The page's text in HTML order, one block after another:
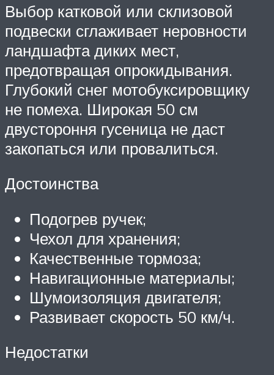
Выбор катковой или склизовой
подвески сглаживает неровности
ландшафта диких мест,
предотвращая опрокидывания.
Глубокий снег мотобуксировщику
не помеха. Широкая 50 см
двустороння гусеница не даст
закопаться или провалиться.
Достоинства
Подогрев ручек;
Чехол для хранения;
Качественные тормоза;
Навигационные материалы;
Шумоизоляция двигателя;
Развивает скорость 50 км/ч.
Недостатки